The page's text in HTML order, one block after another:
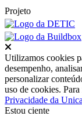
Projeto
Utilizamos cookies
desempenho,
personalizar
uso de cookies.
Privacidade da
Estou ciente